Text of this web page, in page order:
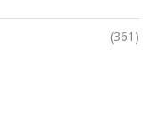
(361)